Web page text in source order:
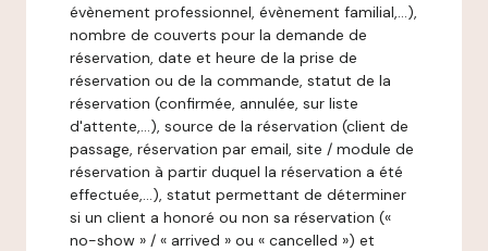
évènement professionnel, évènement familial,…),
nombre de couverts pour la demande de
réservation, date et heure de la prise de
réservation ou de la commande, statut de la
réservation (confirmée, annulée, sur liste
d'attente,…), source de la réservation (client de
passage, réservation par email, site / module de
réservation à partir duquel la réservation a été
effectuée,…), statut permettant de déterminer
si un client a honoré ou non sa réservation («
no-show » / « arrived » ou « cancelled ») et